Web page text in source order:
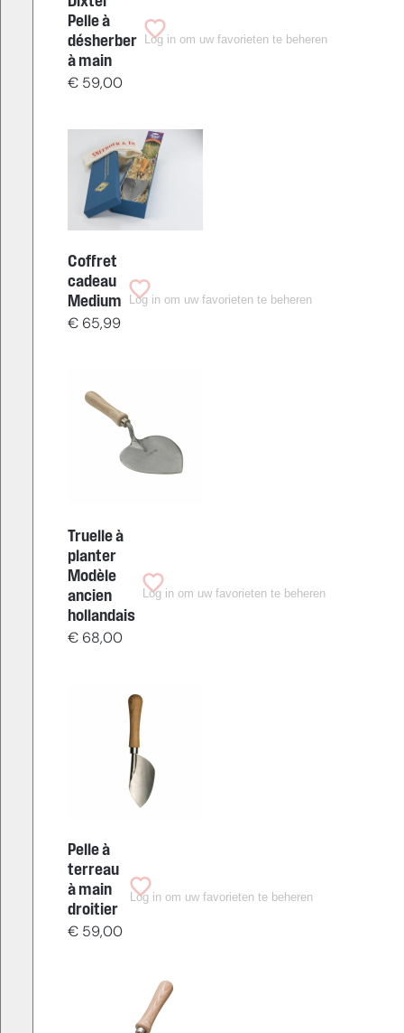
Pelle à
désherber
à main
€59,00
Log in om uw favorieten te beheren
Coffret
cadeau
Medium
€65,99
Log in om uw favorieten te beheren
Truelle à
planter
Modèle
ancien
hollandais
€68,00
Log in om uw favorieten te beheren
Pelle à
terreau
à main
droitier
€59,00
Log in om uw favorieten te beheren